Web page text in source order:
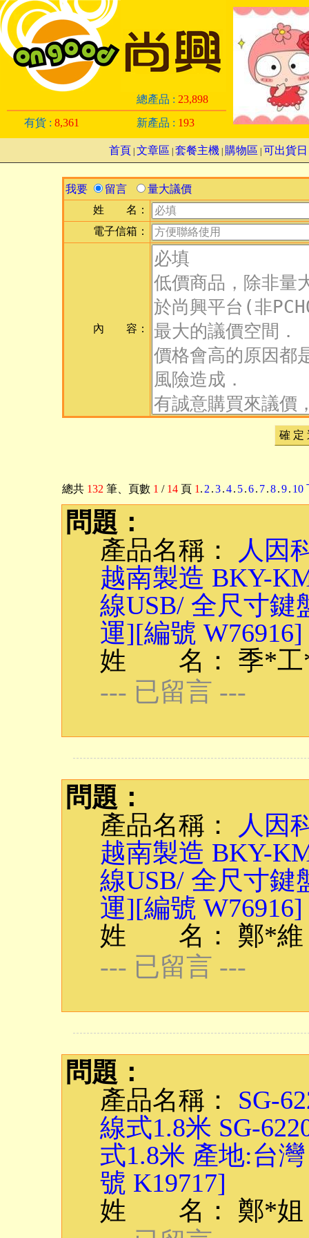
總產品 : 23,898
有貨 : 8,361 新產品 : 193
首頁 文章區 套餐主機| 購物區 可出貨日
我要 留言
量大議價
姓 名：
電子信箱：
內 容：
確 定
總共 132 筆 、頁數 1 / 14 頁 1 . 2 .3.4. 5.6. 7.8.9. 10
問題：
產品名稱：
人因
越南製造 BKY-
線USB/ 全尺寸鍵
運][編號 W76916]
姓 名： 季*工
--- 已留言 ---
問題：
產品名稱：
人因
越南製造 BKY-
線USB/ 全尺寸鍵
運][編號 W76916]
姓 名： 鄭*維
--- 已留言 ---
問題：
產品名稱： SG-
線式1.8米 SG-
式1.8米 產地:台
號 K19717]
姓 名： 鄭*姐